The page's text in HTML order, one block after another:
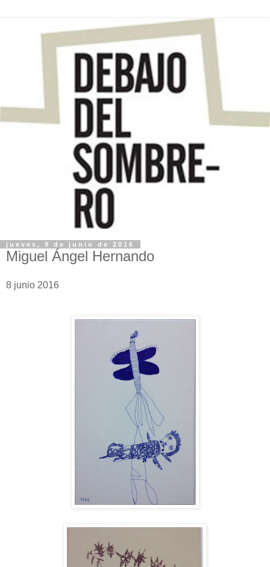
jueves, 9 de junio de 2016
Miguel Ángel Hernando
8 junio 2016